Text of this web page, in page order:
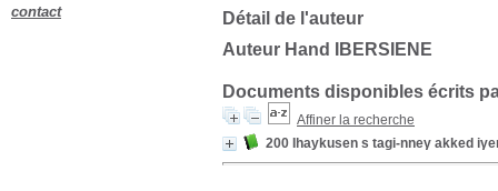
Détail de l'auteur
Auteur Hand IBERSIENE
Documents disponibles écrits
Affiner la recherche
200 Ihaykusen s tagi-nneγ akked
contact